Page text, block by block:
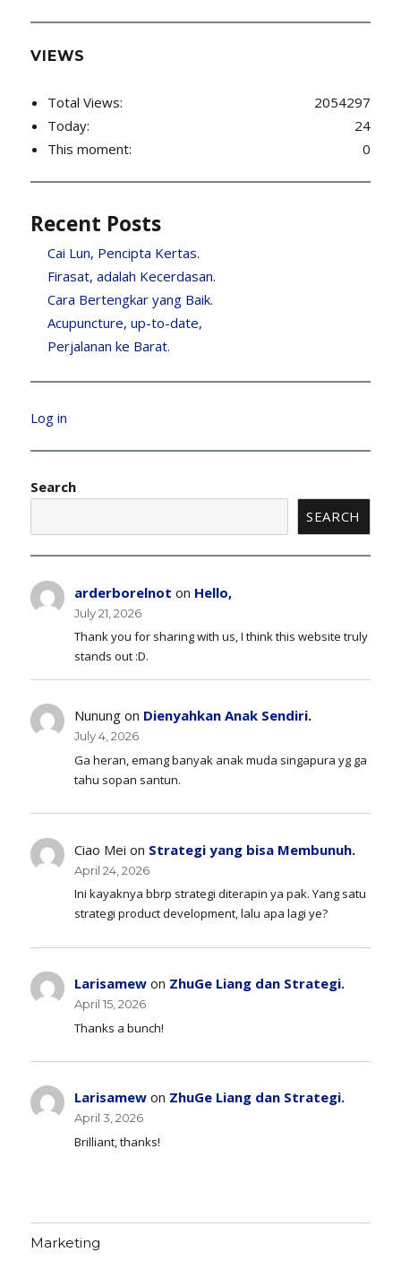
VIEWS
2054297
Total Views:
24
Today:
0
This moment:
Recent Posts
Cai Lun, Pencipta Kertas.
Firasat, adalah Kecerdasan.
Cara Bertengkar yang Baik.
Acupuncture, up-to-date,
Perjalanan ke Barat.
Log in
Search
SEARCH
arderborelnot on Hello,
July 21, 2026
Thank you for sharing with us, I think this website truly
stands out :D.
Nunung on Dienyahkan Anak Sendiri.
July 4, 2026
Ga heran, emang banyak anak muda singapura yg ga
tahu sopan santun.
Ciao Mei on Strategi yang bisa Membunuh.
April 24, 2026
Ini kayaknya bbrp strategi diterapin ya pak. Yang satu
strategi product development, lalu apa lagi ye?
Larisamew on ZhuGe Liang dan Strategi.
April 15, 2026
Thanks a bunch!
Larisamew on ZhuGe Liang dan Strategi.
April 3, 2026
Brilliant, thanks!
Marketing